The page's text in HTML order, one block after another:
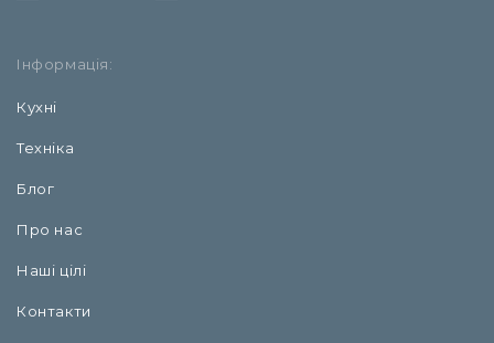
Інформація:
Кухні
Техніка
Блог
Про нас
Наші цілі
Контакти